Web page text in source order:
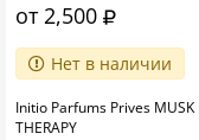
от 2,500
Нет в наличии
Initio Parfums Prives MUSK
THERAPY